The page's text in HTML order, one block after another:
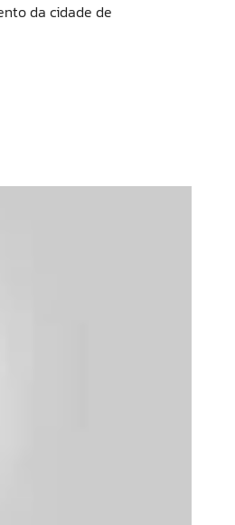
da cidade de